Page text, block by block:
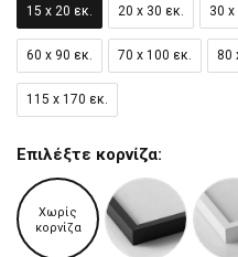
15 x 20 εκ. 20 x 30 εκ. 30 x
60 x 90 εκ. 70 x 100 εκ. 80
115 x 170 εκ.
Επιλέξτε κορνίζα:
Χωρίς
κορνίζα